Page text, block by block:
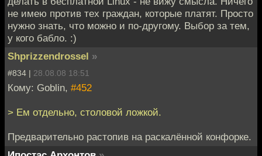
не имею против тех граждан, которые платят. Просто
нужно знать, что можно и по-другому. Выбор за тем,
у кого бабло. :)
Shprizzendrossel »
#834 | 28.08.08 18:51
Кому: Goblin, #452
> Ем отдельно, столовой ложкой.
Предварительно растопив на раскалённой конфорке.